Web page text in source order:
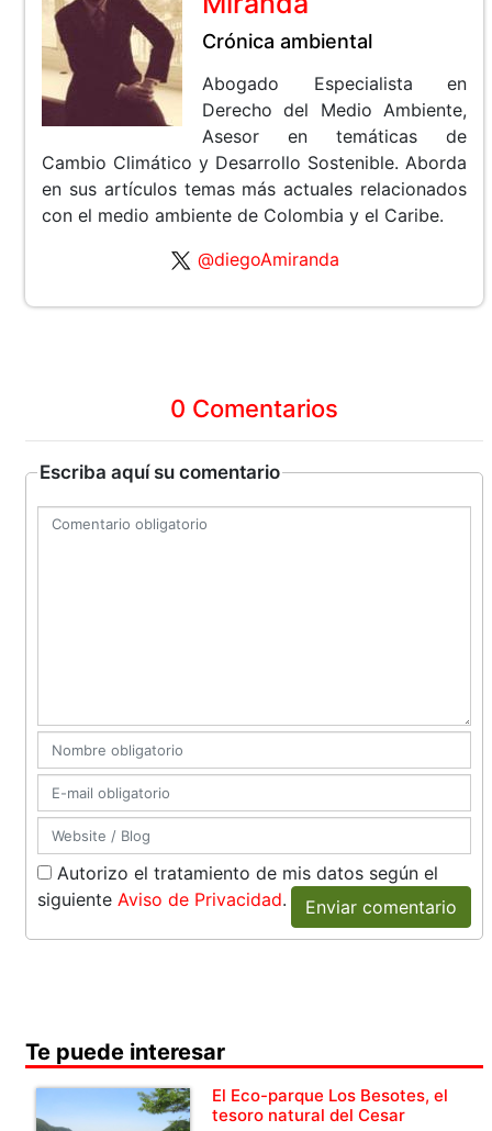
Crónica ambiental
Abogado Especialista en
Derecho del Medio Ambiente,
Asesor en temáticas de
Cambio Climático y Desarrollo Sostenible. Aborda
en sus artículos temas más actuales relacionados
con el medio ambiente de Colombia y el Caribe.
@diegoAmiranda
0 Comentarios
Escriba aquí su comentario
Autorizo el tratamiento de mis datos según el
siguiente Aviso de Privacidad. Enviar comentario
Te puede interesar
El Eco-parque Los Besotes, el
tesoro natural del Cesar